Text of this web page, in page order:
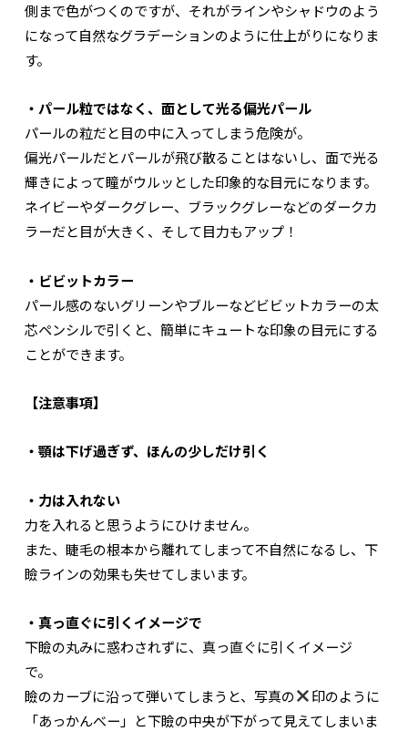
側まで色がつくのですが、それがラインやシャドウのよう
になって自然なグラデーションのように仕上がりになりま
す。
・パール粒ではなく、面として光る偏光パール
パールの粒だと目の中に入ってしまう危険が。
偏光パールだとパールが飛び散ることはないし、面で光る
輝きによって瞳がウルッとした印象的な目元になります。
ネイビーやダークグレー、ブラックグレーなどのダークカ
ラーだと目が大きく、そして目力もアップ！
・ビビットカラー
パール感のないグリーンやブルーなどビビットカラーの太
芯ペンシルで引くと、簡単にキュートな印象の目元にする
ことができます。
【注意事項】
・顎は下げ過ぎず、ほんの少しだけ引く
・力は入れない
力を入れると思うようにひけません。
また、睫毛の根本から離れてしまって不自然になるし、下
瞼ラインの効果も失せてしまいます。
・真っ直ぐに引くイメージで
下瞼の丸みに惑わされずに、真っ直ぐに引くイメージ
で。
瞼のカーブに沿って弾いてしまうと、写真の
印のように
「あっかんべー」と下瞼の中央が下がって見えてしまいま